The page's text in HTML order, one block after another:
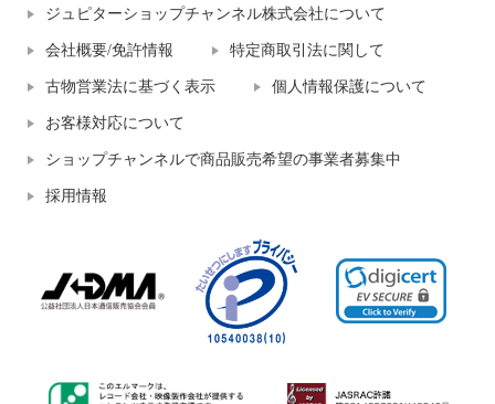
ジュピターショップチャンネル株式会社について
会社概要/免許情報 特定商取引法に関して
古物営業法に基づく表示 個人情報保護について
お客様対応について
ショップチャンネルで商品販売希望の事業者募集中
採用情報